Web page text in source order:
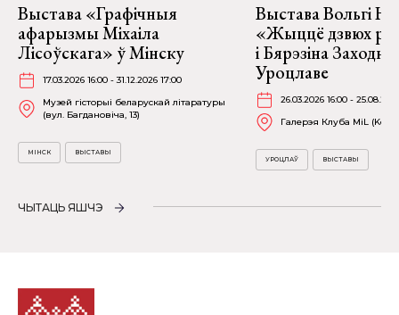
Выстава «Графічныя
афарызмы Міхаіла
Лісоўскага» ў Мінску
17.03.2026 16:00 - 31.12.2026 17:00
Музей гісторыі беларускай літаратуры
(вул. Багдановіча, 13)
МІНСК ВЫСТАВЫ
Выстава Вольгі
«Жыццё дзвюх
і Бярэзіна
Уроцлаве
26.03.2026 16:00 -
Галерэя Клуба MiL
УРОЦЛАЎ ВЫСТАВЫ
ЧЫТАЦЬ ЯШЧЭ